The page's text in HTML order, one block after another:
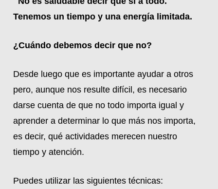
Tenemos un tiempo y una energía limitada.
¿Cuándo debemos decir que no?
Desde luego que es importante ayudar a otros
pero, aunque nos resulte difícil, es necesario
darse cuenta de que no todo importa igual y
aprender a determinar lo que más nos importa,
es decir, qué actividades merecen nuestro
tiempo y atención.
Puedes utilizar las siguientes técnicas: